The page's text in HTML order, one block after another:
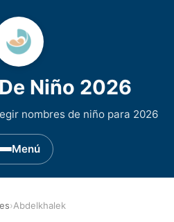
Niño 2026
nombres de niño para 2026
Menú
›Abdelkhalek